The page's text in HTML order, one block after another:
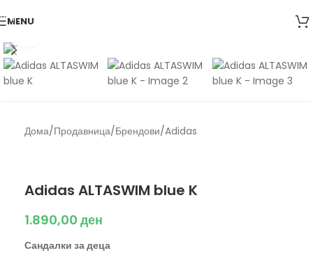
Skip to navigation
Skip to main content
MENU
Дома/Продавница/Брендови/Adidas
Adidas ALTASWIM blue K
1.890,00 ден
Сандалки за деца